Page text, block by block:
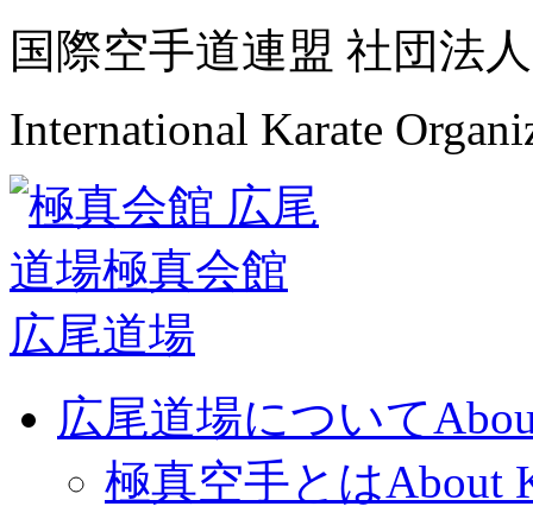
国際空手道連盟 社団法
International Karate
広尾道場について
極真空手とはAbout